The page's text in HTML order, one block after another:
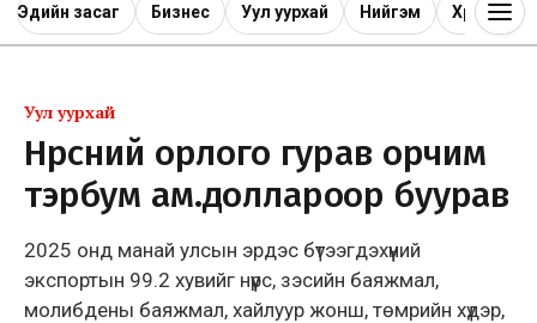
Эдийн засаг Бизнес Уул уурхай Нийгэм Хөрөнгө
Уул уурхай
Нүүрсний орлого гурав орчим
тэрбум ам.доллароор буурав
2025 онд манай улсын эрдэс бүтээгдэхүүний
экспортын 99.2 хувийг нүүрс, зэсийн баяжмал,
молибдены баяжмал, хайлуур жонш, төмрийн хүдэр,